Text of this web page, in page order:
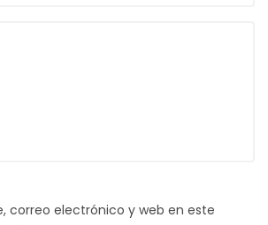
correo electrónico y web en este